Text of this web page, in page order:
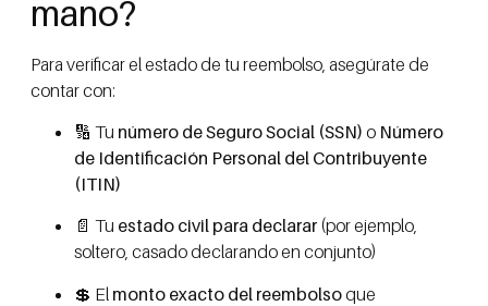
mano?
Para verificar el estado de tu reembolso, asegúrate de
contar con:
🔢 Tu número de Seguro Social (SSN) o Número
de Identificación Personal del Contribuyente
(ITIN)
📄 Tu estado civil para declarar (por ejemplo,
soltero, casado declarando en conjunto)
💲 El monto exacto del reembolsoque